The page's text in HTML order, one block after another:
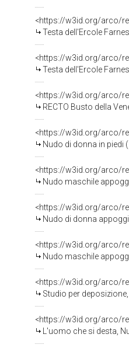
<https://w3id.org/arco/
Testa dell'Ercole
<https://w3id.org/arco/
Testa dell'Ercole
<https://w3id.org/arco/
RECTO Busto della Venere di
<https://w3id.org/arco/
Nudo di donna in piedi
<https://w3id.org/arco/
Nudo maschile
<https://w3id.org/arco/
Nudo di donna
<https://w3id.org/arco/
Nudo maschile
<https://w3id.org/arco/
Studio per
<https://w3id.org/arco/
L'uomo che si desta,